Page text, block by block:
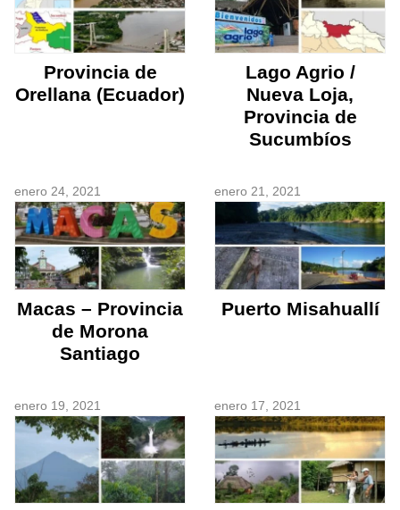
Provincia de
Orellana (Ecuador)
Lago Agrio /
Nueva Loja,
Provincia de
Sucumbíos
enero 24, 2021
Macas – Provincia
de Morona
Santiago
enero 21, 2021
Puerto Misahuallí
enero 19, 2021 enero 17, 2021